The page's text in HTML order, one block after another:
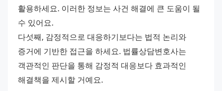
활용하세요. 이러한 정보는 사건 해결에 큰 도움이 될
수 있어요.
다섯째, 감정적으로 대응하기보다는 법적 논리와
증거에 기반한 접근을 하세요. 법률상담변호사는
객관적인 판단을 통해 감정적 대응보다 효과적인
해결책을 제시할 거예요.